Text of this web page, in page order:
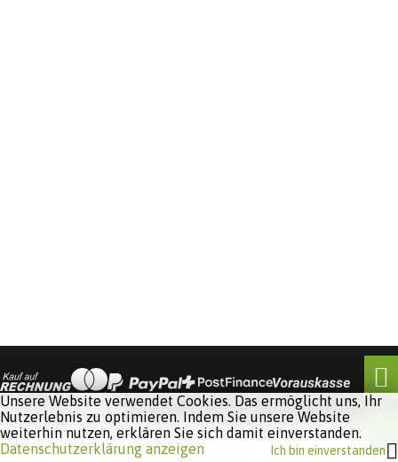
Software:
Unsere Website verwendet Cookies. Das ermöglicht uns, Ihr
Nutzerlebnis zu optimieren. Indem Sie unsere Website
weiterhin nutzen, erklären Sie sich damit einverstanden.
Datenschutzerklärung anzeigen
Ich bin einverstanden